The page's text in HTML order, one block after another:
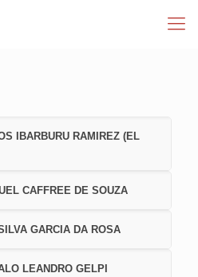
IBARBURU RAMIREZ (EL
CAFFREE DE SOUZA
GARCIA DA ROSA
LEANDRO GELPI